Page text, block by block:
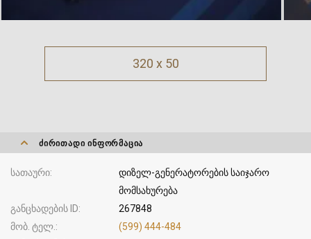
320 x 50
ᲫᲘᲠᲘᲗᲐᲓᲘ ᲘᲜᲤᲝᲠᲛᲐᲪᲘᲐ
სათაური
დიზელ-გენერატორების საიჯარო
მომსახურება
განცხადების ID
267848
მობ. ტელ.
(599) 444-484